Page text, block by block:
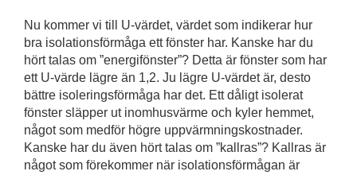
Nu kommer vi till U-värdet, värdet som indikerar hur
bra isolationsförmåga ett fönster har. Kanske har du
hört talas om ”energifönster”? Detta är fönster som har
ett U-värde lägre än 1,2. Ju lägre U-värdet är, desto
bättre isoleringsförmåga har det. Ett dåligt isolerat
fönster släpper ut inomhusvärme och kyler hemmet,
något som medför högre uppvärmningskostnader.
Kanske har du även hört talas om ”kallras”? Kallras är
något som förekommer när isolationsförmågan är